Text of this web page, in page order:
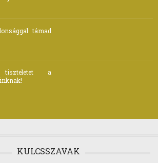
támad
tiszteletet a
KULCSSZAVAK